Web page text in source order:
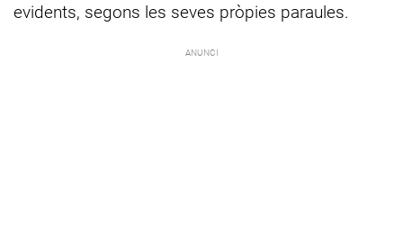
evidents, segons les seves pròpies paraules.